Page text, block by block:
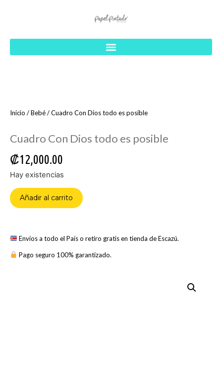
Inicio /Bebé/ Cuadro Con Dios todo es posible
Cuadro Con Dios todo es posible
₡12,000.00
Hay existencias
Añadir al carrito
Envíos a todo el País o retiro gratis en tienda de Escazú.
Pago seguro 100% garantizado.